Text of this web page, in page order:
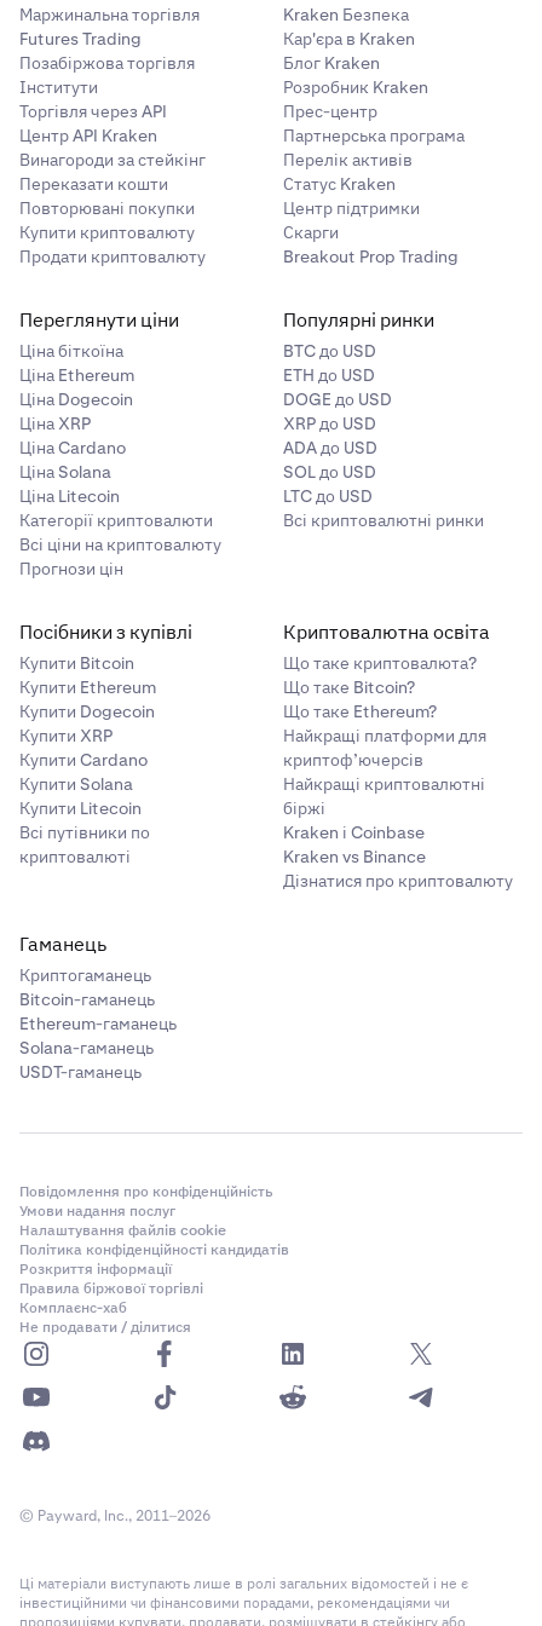
Kraken.- Назва банку
– це назва канадського
банку, на який ви хочете вивести кошти.-
банкузазвичай складається з трьох цифр.-
Транзитний номер
зазвичай складається з п'яти
цифр.-Номер рахунку
зазвичай складається з
семи цифр, але може бути й більше. Якщо вам
потрібна допомога у пошуку цих номерів, будь
ласка, перегляньте:
Як знайти інформацію про ваш
канадський банківський рахунок для виведення
CAD.
рахунок для виведення.- Введіть суму CAD для
виведення.- Натисніть
Вивести CAD
виведення. - Внутрішні виведення EFT мають
надійти на ваш банківський рахунок протягом
двох до п'яти робочих днів.
Маржинальна торгівля
Futures Trading
Позабіржова торгівля
Інститути
Торгівля через API
Центр API Kraken
Винагороди за стейкінг
Переказати кошти
Повторювані покупки
Купити криптовалюту
Продати криптовалюту
Kraken Безпека
Кар'єра в Kraken
Блог Kraken
Розробник Kraken
Прес-центр
Партнерська програма
Перелік активів
Статус Kraken
Центр підтримки
Скарги
Breakout Prop Trading
Переглянути ціни
Ціна біткоїна
Ціна Ethereum
Ціна Dogecoin
Ціна XRP
Ціна Cardano
Ціна Solana
Ціна Litecoin
Категорії криптовалюти
Всі ціни на криптовалюту
Прогнози цін
Популярні ринки
BTC до USD
ETH до USD
DOGE до USD
XRP до USD
ADA до USD
SOL до USD
LTC до USD
Всі криптовалютні ринки
Посібники з купівлі
Купити Bitcoin
Купити Ethereum
Купити Dogecoin
Купити XRP
Купити Cardano
Купити Solana
Купити Litecoin
Всі путівники по
криптовалюті
Криптовалютна освіта
Що таке криптовалюта?
Що таке Bitcoin?
Що таке Ethereum?
Найкращі платформи для
криптоф’ючерсів
Найкращі криптовалютні
біржі
Kraken і Coinbase
Kraken vs Binance
Дізнатися про криптовалюту
Гаманець
Криптогаманець
Bitcoin-гаманець
Ethereum-гаманець
Solana-гаманець
USDT-гаманець
Повідомлення про конфіденційність
Умови надання послуг
Налаштування файлів cookie
Політика конфіденційності кандидатів
Розкриття інформації
Правила біржової торгівлі
Комплаєнс-хаб
Не продавати / ділитися
© Payward, Inc., 2011–2026
Ці матеріали виступають лише в ролі загальних відомостей і не є
інвестиційними чи фінансовими порадами, рекомендаціями чи